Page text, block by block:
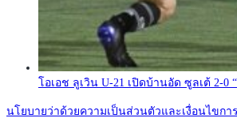
โอเอช ลูเวิน U-21 เปิดบ้านอัด ซูลเต้ 2-0
นโยบายว่าด้วยความเป็นส่วนตัวและเงื่อนไขกา